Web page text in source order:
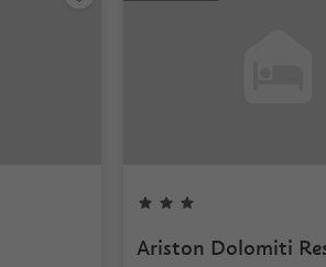
Ariston Dolomiti